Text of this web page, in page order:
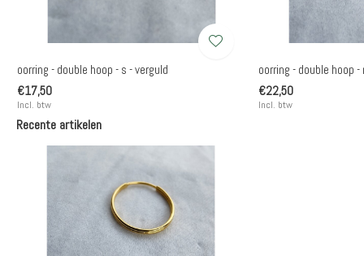
oorring - double hoop - s - verguld
€17,50
Incl. btw
oorring - double hoop -
€22,50
Incl. btw
Recente artikelen